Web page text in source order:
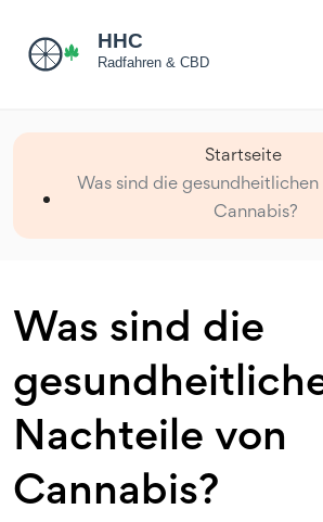
Startseite
Was sind die
Cannabis?
Was sind die
Nachteile von
Cannabis?